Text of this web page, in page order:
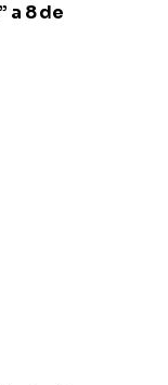
a 8 de